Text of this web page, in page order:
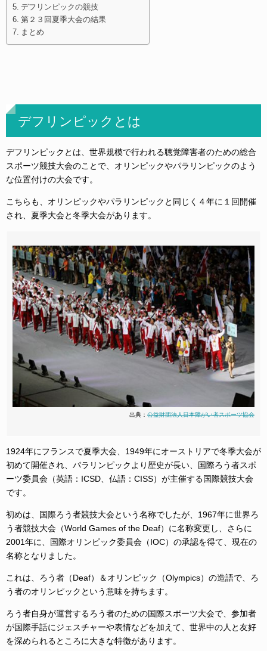
デフリンピックの競技
第２３回夏季大会の結果
まとめ
デフリンピックとは
デフリンピックとは、世界規模で行われる聴覚障害者のための総合
スポーツ競技大会のことで、オリンピックやパラリンピックのよう
な位置付けの大会です。
こちらも、オリンピックやパラリンピックと同じく４年に１回開催
され、夏季大会と冬季大会があります。
出典： 公益財団法人日本障がい者スポーツ協会
1924年にフランスで夏季大会、1949年にオーストリアで冬季大会が
初めて開催され、パラリンピックより歴史が長い、国際ろう者スポ
ーツ委員会（英語：ICSD、仏語：CISS）が主催する国際競技大会
です。
初めは、国際ろう者競技大会という名称でしたが、1967年に世界ろ
う者競技大会（World Games of the Deaf）に名称変更し、さらに
2001年に、国際オリンピック委員会（IOC）の承認を得て、現在の
名称となりました。
これは、ろう者（Deaf）＆オリンピック（Olympics）の造語で、ろ
う者のオリンピックという意味を持ちます。
ろう者自身が運営するろう者のための国際スポーツ大会で、参加者
が国際手話にジェスチャーや表情などを加えて、 世界中の人と友好
を深められるところに大きな特徴があります。